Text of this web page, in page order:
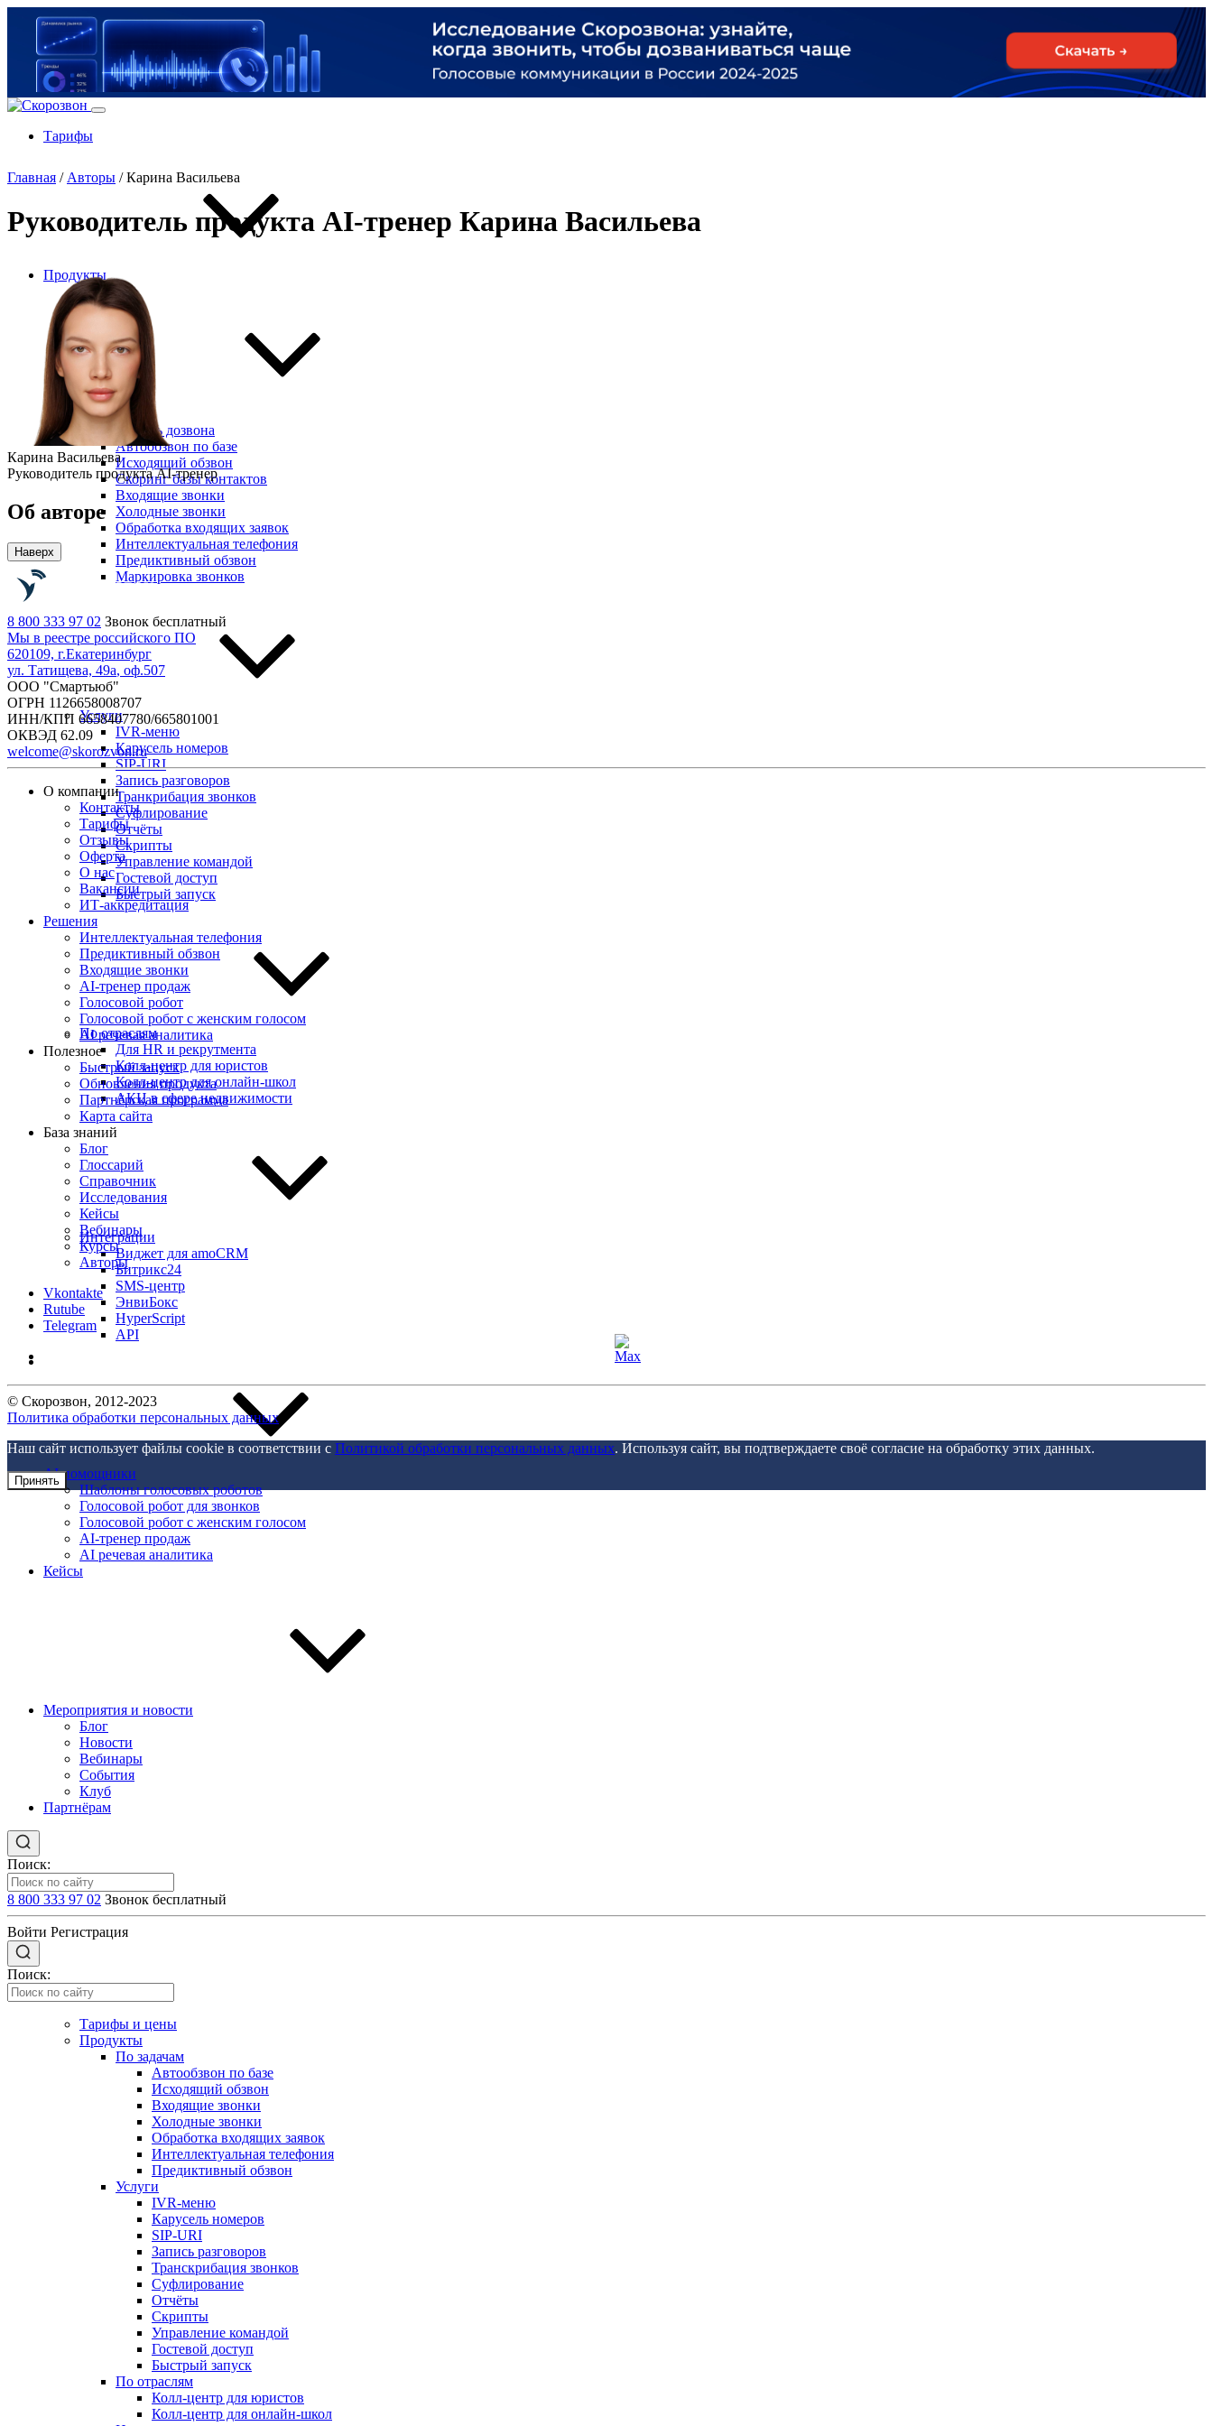
Тарифы
Продукты
По задачам
Модуль дозвона
Автообзвон по базе
Исходящий обзвон
Скоринг базы контактов
Входящие звонки
Холодные звонки
Обработка входящих заявок
Интеллектуальная телефония
Предиктивный обзвон
Маркировка звонков
Услуги
IVR-меню
Карусель номеров
SIP-URI
Запись разговоров
Транкрибация звонков
Суфлирование
Отчёты
Скрипты
Управление командой
Гостевой доступ
Быстрый запуск
По отраслям
Для HR и рекрутмента
Колл-центр для юристов
Колл-центр для онлайн-школ
АКЦ в сфере недвижимости
Интеграции
Виджет для amoCRM
Битрикс24
SMS-центр
ЭнвиБокс
HyperScript
API
AI помощники
Шаблоны голосовых роботов
Голосовой робот для звонков
Голосовой робот с женским голосом
AI-тренер продаж
AI речевая аналитика
Кейсы
Мероприятия и новости
Блог
Новости
Вебинары
События
Клуб
Партнёрам
Поиск:
8 800 333 97 02 Звонок бесплатный
Войти Регистрация
Поиск:
Тарифы и цены
Продукты
По задачам
Автообзвон по базе
Исходящий обзвон
Входящие звонки
Холодные звонки
Обработка входящих заявок
Интеллектуальная телефония
Предиктивный обзвон
Услуги
IVR-меню
Карусель номеров
SIP-URI
Запись разговоров
Транскрибация звонков
Суфлирование
Отчёты
Скрипты
Управление командой
Гостевой доступ
Быстрый запуск
По отраслям
Колл-центр для юристов
Колл-центр для онлайн-школ
Главная / Авторы /Карина Васильева
Руководитель продукта AI-тренер Карина Васильева
Карина Васильева
Руководитель продукта AI-тренер
Об авторе
Наверх
8 800 333 97 02 Звонок бесплатный
Мы в реестре российского ПО
620109, г.Екатеринбург
ул. Татищева, 49а, оф.507
ООО "Смартьюб"
ОГРН 1126658008707
ИНН/КПП 6658407780/665801001
ОКВЭД 62.09
welcome@skorozvon.ru
О компании
Контакты
Тарифы
Отзывы
Оферта
О нас
Вакансии
ИТ-аккредитация
Решения
Интеллектуальная телефония
Предиктивный обзвон
Входящие звонки
AI-тренер продаж
Голосовой робот
Голосовой робот с женским голосом
AI речевая аналитика
Полезное
Быстрый запуск
Обновления продукта
Партнёрская программа
Карта сайта
База знаний
Блог
Глоссарий
Справочник
Исследования
Кейсы
Вебинары
Курсы
Авторы
Vkontakte
Rutube
Telegram
© Скорозвон, 2012-2023
Политика обработки персональных данных
Наш сайт использует файлы cookie в соответствии с Политикой обработки персональных данных. Используя сайт, вы подтверждаете своё согласие на обработку этих данных.
Принять